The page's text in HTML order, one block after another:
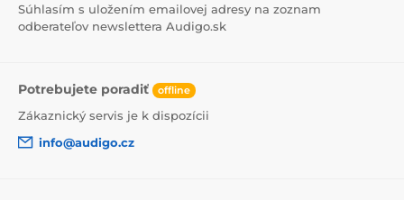
Súhlasím s uložením emailovej adresy na zoznam
odberateľov newslettera Audigo.sk
Potrebujete poradiť offline
Zákaznický servis je k dispozícii
info@audigo.cz